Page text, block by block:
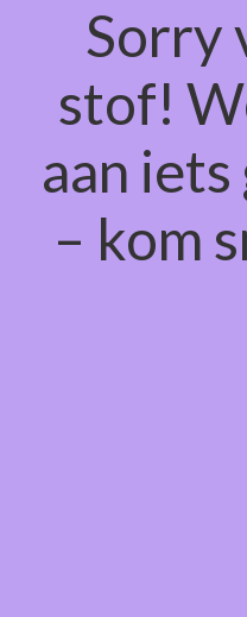
Sorry
stof!
aan
– kom